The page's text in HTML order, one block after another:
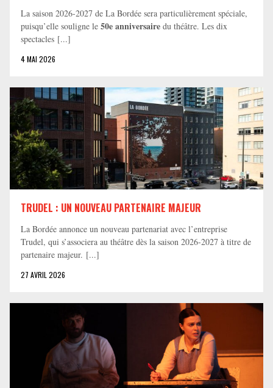
La saison 2026-2027 de La Bordée sera particulièrement spéciale,
puisqu’elle souligne le 50e anniversaire du théâtre. Les dix
spectacles [...]
4 MAI 2026
TRUDEL : UN NOUVEAU PARTENAIRE MAJEUR
La Bordée annonce un nouveau partenariat avec l’entreprise
Trudel, qui s’associera au théâtre dès la saison 2026-2027 à titre de
partenaire majeur. [...]
27 AVRIL 2026